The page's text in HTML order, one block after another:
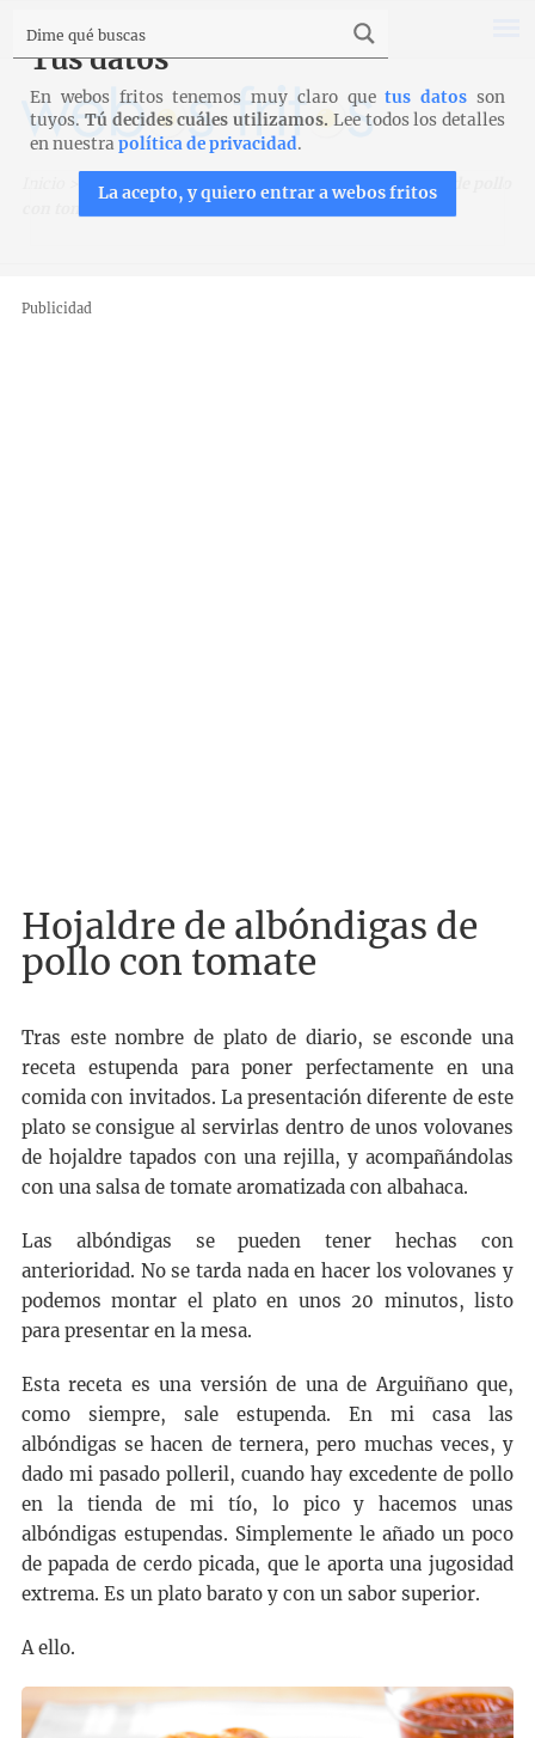
Recetas Carnes y aves
Hojaldre de albóndigas de pollo
Publicidad
Hojaldre de albóndigas de
pollo con tomate
Tras este nombre de plato de diario, se esconde una
receta estupenda para poner perfectamente en una
comida con invitados. La presentación diferente de este
plato se consigue al servirlas dentro de unos volovanes
de hojaldre tapados con una rejilla, y acompañándolas
con una salsa de tomate aromatizada con albahaca.
Las albóndigas se pueden tener hechas con
anterioridad. No se tarda nada en hacer los volovanes y
podemos montar el plato en unos 20 minutos, listo
para presentar en la mesa.
Esta receta es una versión de una de Arguiñano que,
como siempre, sale estupenda. En mi casa las
albóndigas se hacen de ternera, pero muchas veces, y
dado mi pasado polleril, cuando hay excedente de pollo
en la tienda de mi tío, lo pico y hacemos unas
albóndigas estupendas. Simplemente le añado un poco
de papada de cerdo picada, que le aporta una jugosidad
extrema. Es un plato barato y con un sabor superior.
A ello.
Tus datos
En webos fritos tenemos muy claro quetus datos son
tuyos. Tú decides cuáles utilizamos. Lee todos los detalles
en nuestrapolítica de privacidad.
La acepto, y quiero entrar a webos fritos